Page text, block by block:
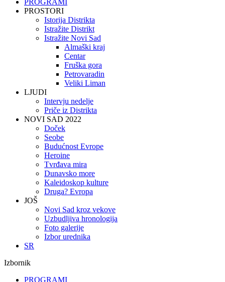
PROGRAMI
PROSTORI
Istorija Distrikta
Istražite Distrikt
Istražite Novi Sad
Almaški kraj
Centar
Fruška gora
Petrovaradin
Veliki Liman
LJUDI
Intervju nedelje
Priče iz Distrikta
NOVI SAD 2022
Doček
Seobe
Budućnost Evrope
Heroine
Tvrđava mira
Dunavsko more
Kaleidoskop kulture
Druga? Evropa
JOŠ
Novi Sad kroz vekove
Uzbudljiva hronologija
Foto galerije
Izbor urednika
SR
Izbornik
PROGRAMI